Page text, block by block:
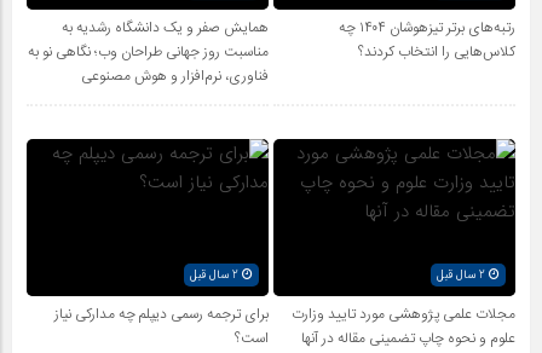
رتبه‌های برتر تیزهوشان ۱۴۰۴ چه
کلاس‌هایی را انتخاب کردند؟
همایش صفر و یک دانشگاه رشدیه به
مناسبت روز جهانی طراحان وب؛ نگاهی نو به
فناوری، نرم‌افزار و هوش مصنوعی
2 سال قبل
مجلات علمی پژوهشی مورد تایید وزارت
علوم و نحوه چاپ تضمینی مقاله در آنها
برای ترجمه رسمی دیپلم چه مدارکی نیاز
است؟